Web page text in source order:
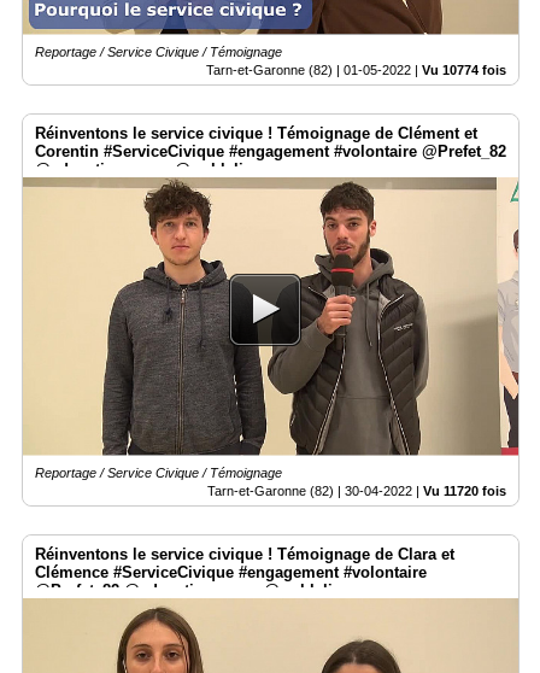
Reportage / Service Civique / Témoignage
Tarn-et-Garonne (82) | 01-05-2022 | Vu 10774 fois
Réinventons le service civique ! Témoignage de Clément et
Corentin #ServiceCivique #engagement #volontaire @Prefet_82
@education_gouv @weblaligue
Reportage / Service Civique / Témoignage
Tarn-et-Garonne (82) | 30-04-2022 | Vu 11720 fois
Réinventons le service civique ! Témoignage de Clara et
Clémence #ServiceCivique #engagement #volontaire
@Prefet_82 @education_gouv @weblaligue